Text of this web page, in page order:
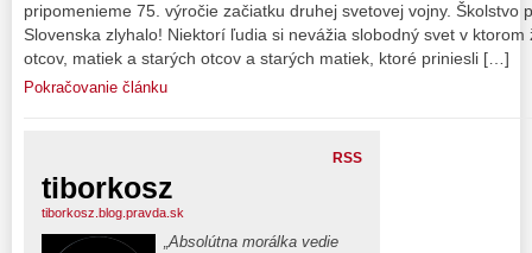
pripomenieme 75. výročie začiatku druhej svetovej vojny. Školstvo
Slovenska zlyhalo! Niektorí ľudia si nevážia slobodný svet v
otcov, matiek a starých otcov a starých matiek, ktoré priniesli […]
Pokračovanie článku
RSS
tiborkosz
tiborkosz.blog.pravda.sk
„Absolútna morálka vedie